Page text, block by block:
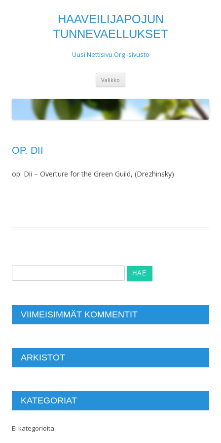
HAAVEILIJAPOJUN
TUNNEVAELLUKSET
Uusi Nettisivu.Org -sivusto
Valikko
OP. DII
op. Dii – Overture for the Green Guild, (Drezhinsky)
VIIMEISIMMÄT KOMMENTIT
ARKISTOT
KATEGORIAT
Ei kategorioita